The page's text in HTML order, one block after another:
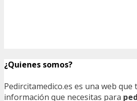
¿Quienes somos?
Pedircitamedico.es es una web que
información que necesitas para